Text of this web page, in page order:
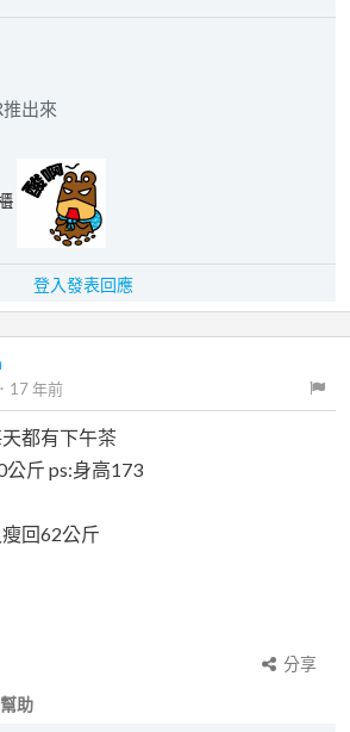
推出來
登入發表回應
． 17 年前
都有下午茶
斤 ps:身高173
回62公斤
分享
助